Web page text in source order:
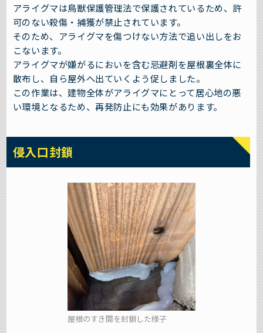
アライグマは鳥獣保護管理法で保護されているため、許
可のない殺傷・捕獲が禁止されています。
そのため、アライグマを傷つけない方法で追い出しをお
こないます。
アライグマが嫌がるにおいを含む忌避剤を屋根裏全体に
散布し、自ら屋外へ出ていくよう促しました。
この作業は、建物全体がアライグマにとって居心地の悪
い環境となるため、再発防止にも効果があります。
侵入口封鎖
屋根のすき間を封鎖した様子